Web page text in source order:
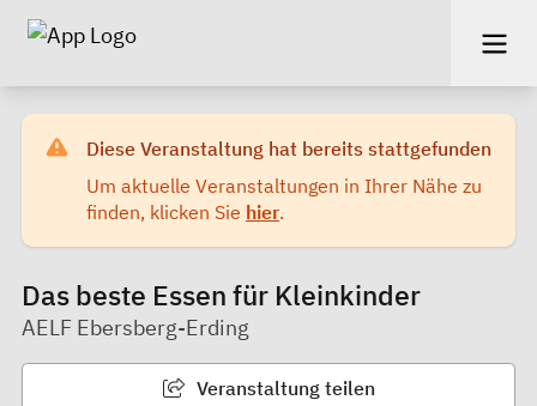
Diese Veranstaltung hat bereits stattgefunden
Um aktuelle Veranstaltungen in Ihrer Nähe zu
finden, klicken Sie hier.
Das beste Essen für Kleinkinder
AELF Ebersberg-Erding
Veranstaltung teilen